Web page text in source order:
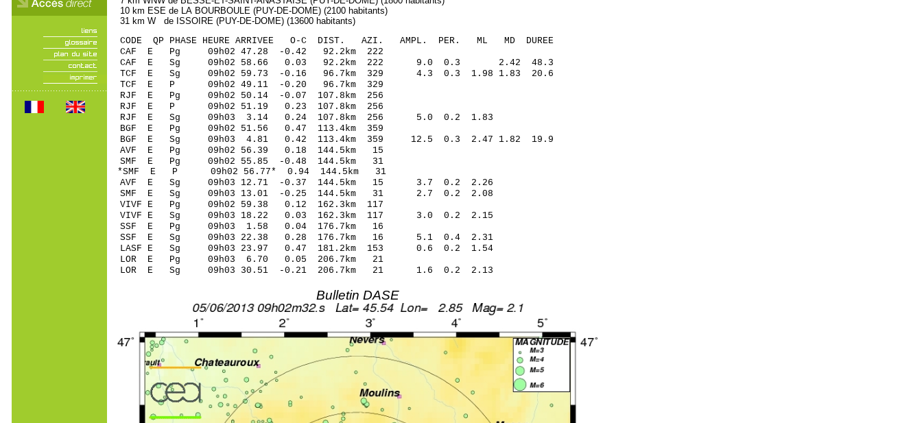
10 km ESE de LA BOURBOULE (PUY-DE-DOME) (2100 habitants)
31 km W de ISSOIRE (PUY-DE-DOME) (13600 habitants)
CODE QP PHASE HEURE ARRIVEE O-C DIST. AZI. AMPL. PER. ML MD DUREE
CAF E Pg 09h02 47.28 -0.42 92.2km 222
CAF E Sg 09h02 58.66 0.03 92.2km 222 9.0 0.3 2.42 48.3
TCF E Sg 09h02 59.73 -0.16 96.7km 329 4.3 0.3 1.98 1.83 20.6
TCF E P 09h02 49.11 -0.20 96.7km 329
RJF E Pg 09h02 50.14 -0.07 107.8km 256
RJF E P 09h02 51.19 0.23 107.8km 256
RJF E Sg 09h03 3.14 0.24 107.8km 256 5.0 0.2 1.83
BGF E Pg 09h02 51.56 0.47 113.4km 359
BGF E Sg 09h03 4.81 0.42 113.4km 359 12.5 0.3 2.47 1.82 19.9
AVF E Pg 09h02 56.39 0.18 144.5km 15
SMF E Pg 09h02 55.85 -0.48 144.5km 31
*SMF E P 09h02 56.77* 0.94 144.5km 31
AVF E Sg 09h03 12.71 -0.37 144.5km 15 3.7 0.2 2.26
SMF E Sg 09h03 13.01 -0.25 144.5km 31 2.7 0.2 2.08
VIVF E Pg 09h02 59.38 0.12 162.3km 117
VIVF E Sg 09h03 18.22 0.03 162.3km 117 3.0 0.2 2.15
SSF E Pg 09h03 1.58 0.04 176.7km 16
SSF E Sg 09h03 22.38 0.28 176.7km 16 5.1 0.4 2.31
LASF E Sg 09h03 23.97 0.47 181.2km 153 0.6 0.2 1.54
LOR E Pg 09h03 6.70 0.05 206.7km 21
LOR E Sg 09h03 30.51 -0.21 206.7km 21 1.6 0.2 2.13
Bulletin DASE